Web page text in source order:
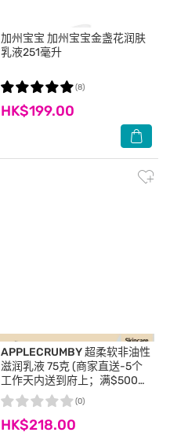
加州宝宝 加州宝宝金盏花润肤
乳液251毫升
HK$199.00
(8)
APPLECRUMBY超柔软非油性
滋润乳液 75克 (商家直送-5个
工作天内送到府上；满$500免
运)
HK$218.00
(0)